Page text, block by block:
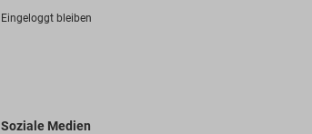
Eingeloggt bleiben
Soziale Medien